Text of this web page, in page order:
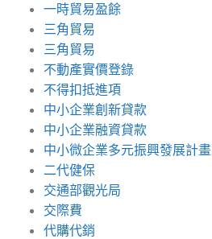
一時貿易盈餘
三角貿易
三角貿易
不動產實價登錄
不得扣抵進項
中小企業創新貸款
中小企業融資貸款
中小微企業多元振興發展計畫
二代健保
交通部觀光局
交際費
代購代銷